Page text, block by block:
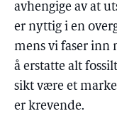
avhengige av at
er nyttig i en
mens vi faser inn
å erstatte alt
sikt være et
er krevende.